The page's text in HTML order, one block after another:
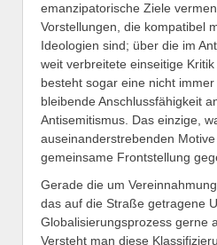
emanzipatorische Ziele
Vorstellungen, die kompatibel
Ideologien sind; über die im
weit verbreitete einseitige
besteht sogar eine nicht
bleibende Anschlussfähigkeit
Antisemitismus. Das einzige,
auseinanderstrebenden
gemeinsame Frontstellung
Gerade die um
das auf die Straße getragene
Globalisierungsprozess gerne
Versteht man diese